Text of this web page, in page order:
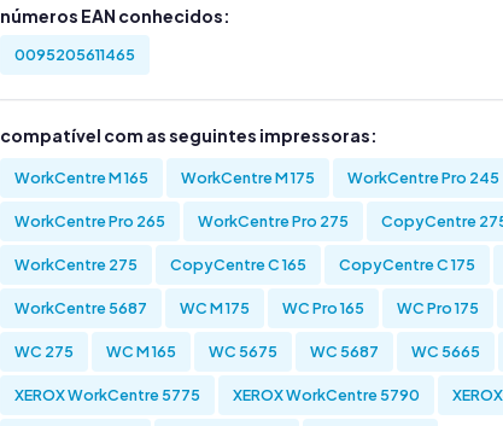
números EAN conhecidos:
0095205611465
compatível com as seguintes impressoras:
WorkCentre M 165 WorkCentre M 175 WorkCentre Pro 245
WorkCentre Pro 265 WorkCentre Pro 275 CopyCentre
WorkCentre 275 CopyCentre C 165 CopyCentre C 175
WorkCentre 5687 WC M 175 WC Pro 165 WC Pro 175
WC 275 WC M 165 WC 5675 WC 5687 WC 5665
XEROX WorkCentre 5775 XEROX WorkCentre 5790